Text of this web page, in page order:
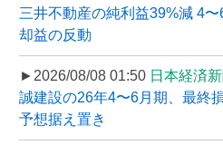
三井不動産の純利益39%減 4
却益の反動
►2026/08/08 01:50 日本経済
誠建設の26年4〜6月期、最終
予想据え置き